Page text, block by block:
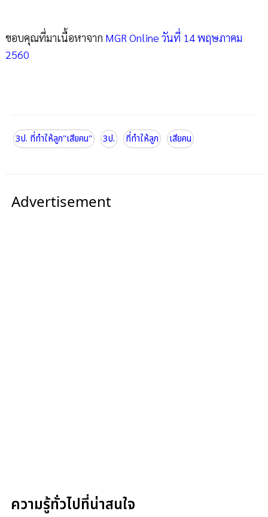
ขอบคุณที่มาเนื้อหาจาก MGR Online วันที่ 14 พฤษภาคม
2560
3ป. ที่ทำให้ลูก"เสียคน" 3ป. ที่ทำให้ลูก เสียคน
Advertisement
ความรู้ทั่วไปที่น่าสนใจ